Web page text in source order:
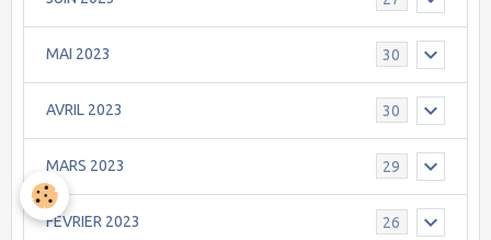
MAI 2023 30
AVRIL 2023 30
MARS 2023 29
FEVRIER 2023 26